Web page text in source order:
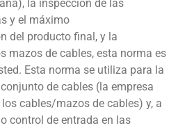
la inspección de las
y el máximo
del producto final, y la
mazos de cables, esta norma es
Esta norma se utiliza para la
de cables (la empresa
cables/mazos de cables) y, a
control de entrada en las